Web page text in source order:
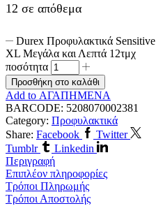
12 σε απόθεμα
Durex Προφυλακτικά Sensitive
XL Μεγάλα και Λεπτά 12τμχ
ποσότητα
Προσθήκη στο καλάθι
Add to ΑΓΑΠΗΜΕΝΑ
BARCODE: 5208070002381
Category: Προφυλακτικά
Share: Facebook
Twitter
Tumblr
Linkedin
Περιγραφή
Επιπλέον πληροφορίες
Τρόποι Πληρωμής
Τρόποι Αποστολής